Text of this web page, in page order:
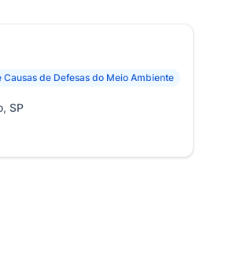
de Defesas do Meio Ambiente
SP